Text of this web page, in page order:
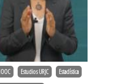
Estudios URJC Estadística